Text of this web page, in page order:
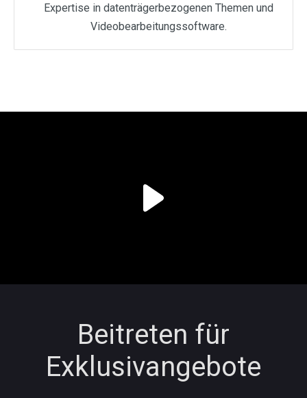
Expertise in datenträgerbezogenen Themen und
Videobearbeitungssoftware.
Beitreten für
Exklusivangebote